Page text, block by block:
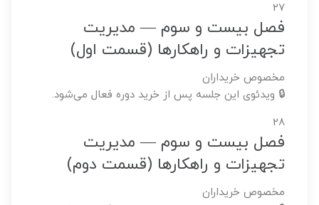
27
فصل بیست و سوم — مدیریت
تجهیزات و راهکارها (قسمت اول)
مخصوص خریداران
🔒 ویدئوی این جلسه پس از خرید دوره فعال می‌شود.
28
فصل بیست و سوم — مدیریت
تجهیزات و راهکارها (قسمت دوم)
مخصوص خریداران